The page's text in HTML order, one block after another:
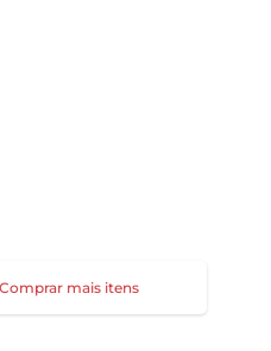
Comprar mais itens